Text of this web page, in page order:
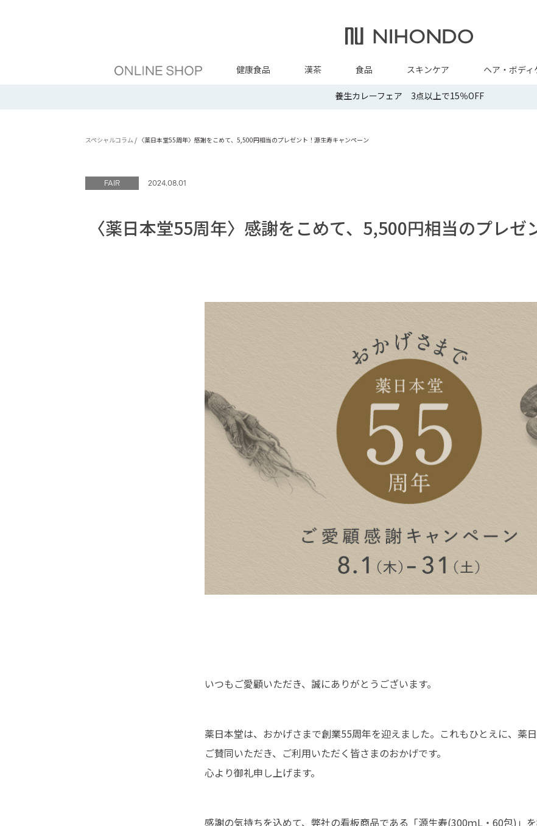
健康食品 漢茶 食品 スキンケア ヘア・ボディ
養生カレーフェア 3点以上で15％OFF
スペシャルコラム / 〈薬日本堂55周年〉感謝をこめて、5,500円相当のプレゼント！源生寿キャンペーン
FAIR 2024.08.01
〈薬日本堂55周年〉感謝をこめて、5,500円相当のプレ
いつもご愛顧いただき、誠にありがとうございます。
薬日本堂は、おかげさまで創業55周年を迎えました。これもひとえに、薬
ご賛同いただき、ご利用いただく皆さまのおかげです。
心より御礼申し上げます。
感謝の気持ちを込めて、弊社の看板商品である「源生寿(300ｍL・60包)」